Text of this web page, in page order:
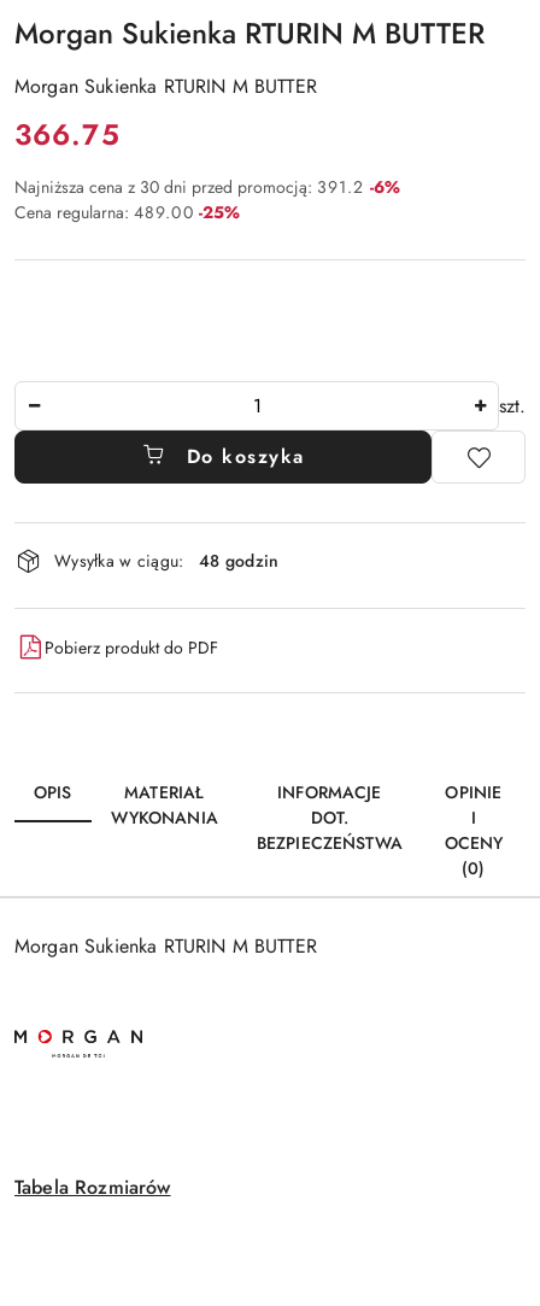
Morgan Sukienka RTURIN M BUTTER
Morgan Sukienka RTURIN M BUTTER
Cena:
366.75
Najniższa cena z 30 dni przed promocją: 391.2 Rabat:
-6%
Cena regularna: 489.00 Rabat:
-25%
szt.
Do koszyka
Dostępność
i
dostawa
Wysyłka w ciągu: 48 godzin
Pobierz produkt do PDF
OPIS
MATERIAŁ
WYKONANIA
INFORMACJE
DOT.
BEZPIECZEŃSTWA
OPINIE
I
OCENY
(0)
Morgan Sukienka RTURIN M BUTTER
Tabela Rozmiarów